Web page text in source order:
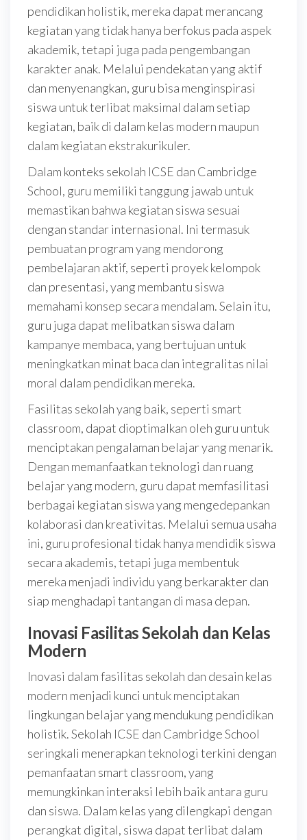
pendidikan holistik, mereka dapat merancang
kegiatan yang tidak hanya berfokus pada aspek
akademik, tetapi juga pada pengembangan
karakter anak. Melalui pendekatan yang aktif
dan menyenangkan, guru bisa menginspirasi
siswa untuk terlibat maksimal dalam setiap
kegiatan, baik di dalam kelas modern maupun
dalam kegiatan ekstrakurikuler.
Dalam konteks sekolah ICSE dan Cambridge
School, guru memiliki tanggung jawab untuk
memastikan bahwa kegiatan siswa sesuai
dengan standar internasional. Ini termasuk
pembuatan program yang mendorong
pembelajaran aktif, seperti proyek kelompok
dan presentasi, yang membantu siswa
memahami konsep secara mendalam. Selain itu,
guru juga dapat melibatkan siswa dalam
kampanye membaca, yang bertujuan untuk
meningkatkan minat baca dan integralitas nilai
moral dalam pendidikan mereka.
Fasilitas sekolah yang baik, seperti smart
classroom, dapat dioptimalkan oleh guru untuk
menciptakan pengalaman belajar yang menarik.
Dengan memanfaatkan teknologi dan ruang
belajar yang modern, guru dapat memfasilitasi
berbagai kegiatan siswa yang mengedepankan
kolaborasi dan kreativitas. Melalui semua usaha
ini, guru profesional tidak hanya mendidik siswa
secara akademis, tetapi juga membentuk
mereka menjadi individu yang berkarakter dan
siap menghadapi tantangan di masa depan.
Inovasi Fasilitas Sekolah dan Kelas
Modern
Inovasi dalam fasilitas sekolah dan desain kelas
modern menjadi kunci untuk menciptakan
lingkungan belajar yang mendukung pendidikan
holistik. Sekolah ICSE dan Cambridge School
seringkali menerapkan teknologi terkini dengan
pemanfaatan smart classroom, yang
memungkinkan interaksi lebih baik antara guru
dan siswa. Dalam kelas yang dilengkapi dengan
perangkat digital, siswa dapat terlibat dalam